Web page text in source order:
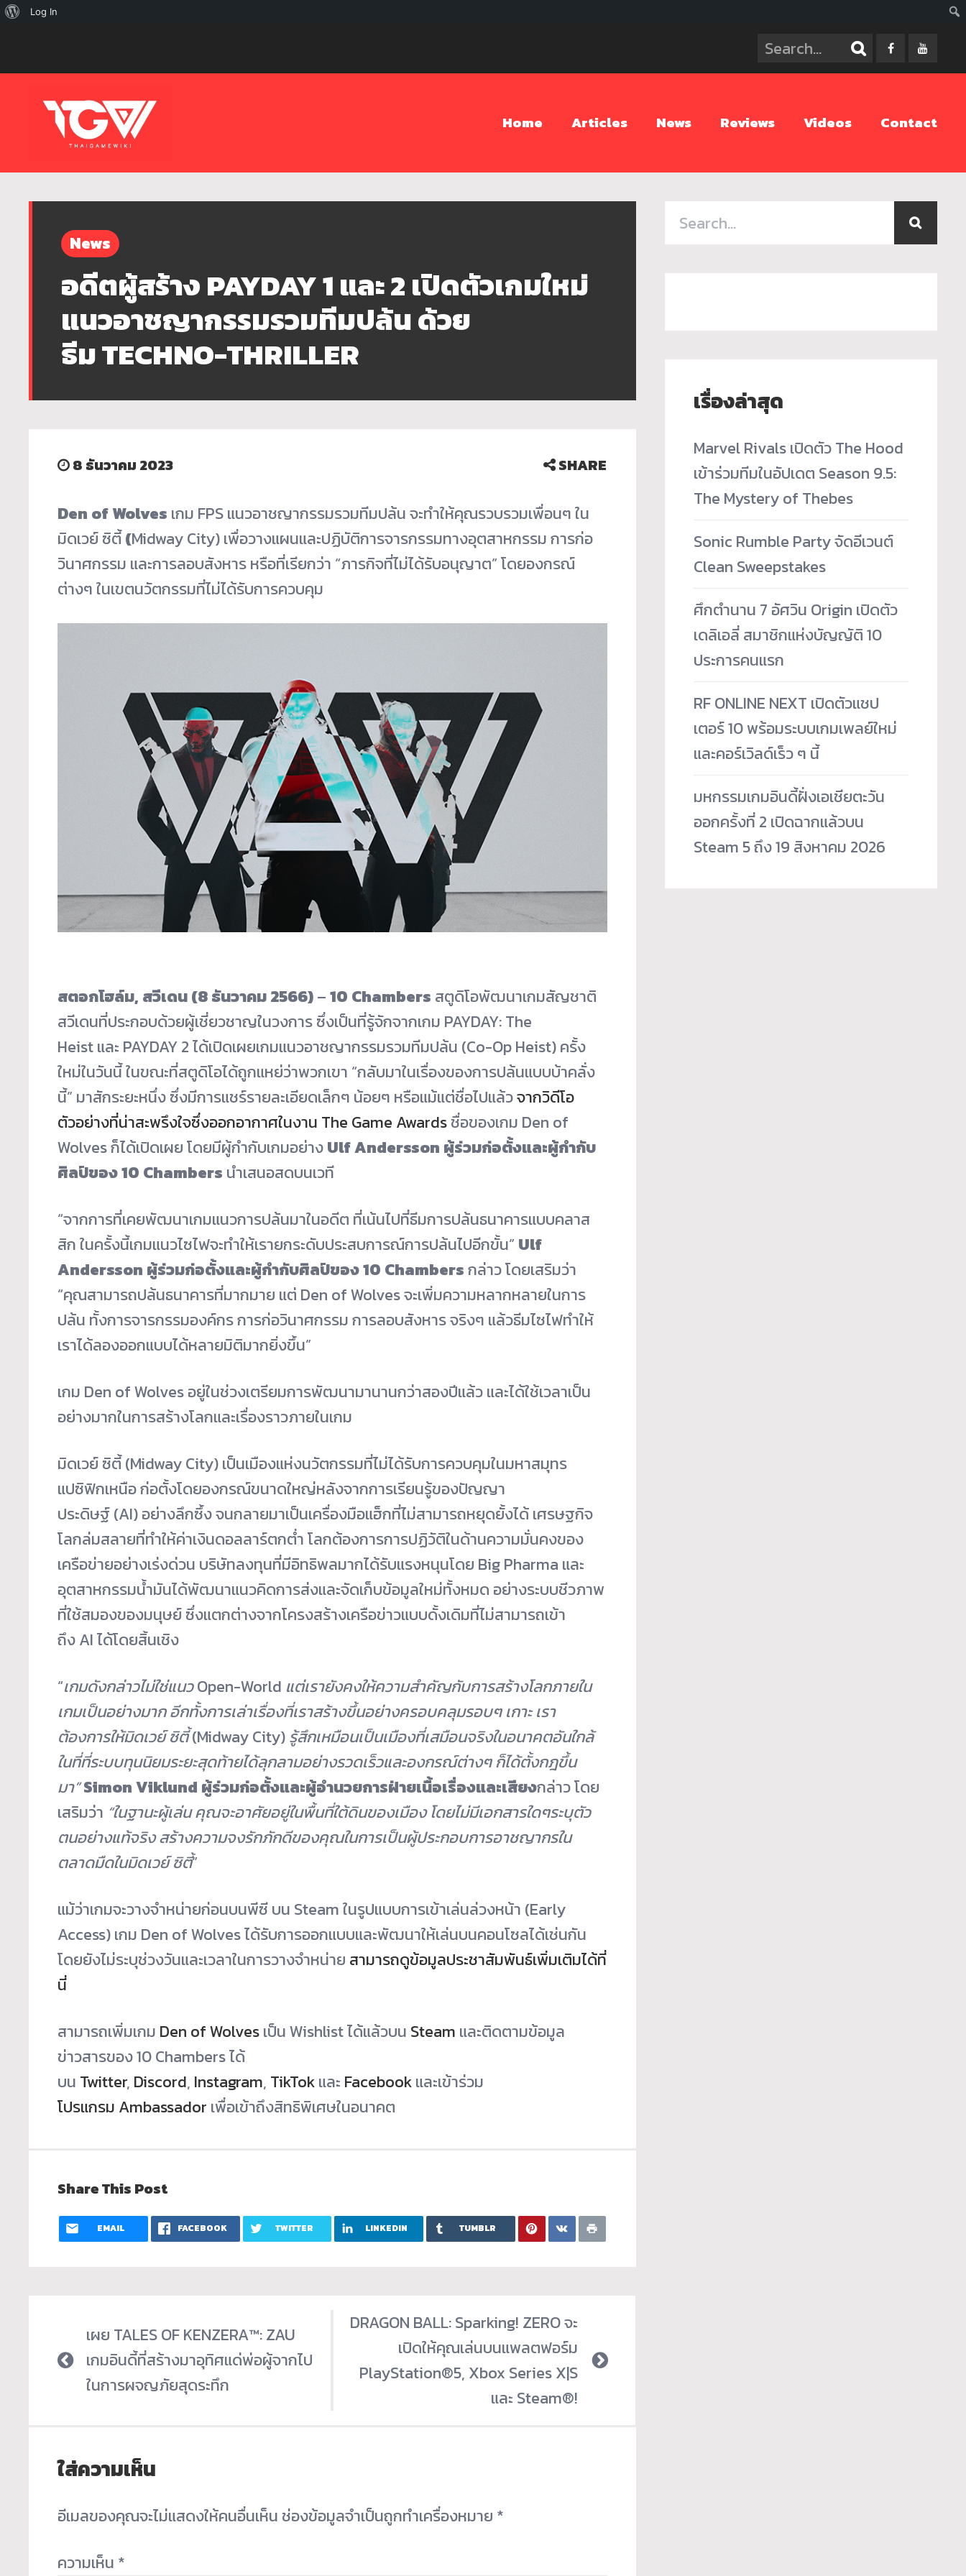
Home Articles News Reviews Videos Contact
News
อดีตผู้สร้าง PAYDAY 1 และ 2 เปิดตัวเกมใหม่
แนวอาชญากรรมรวมทีมปล้น ด้วย
ธีม TECHNO-THRILLER
8 ธันวาคม 2023 SHARE
Den of Wolves เกม FPSแนวอาชญากรรมรวมทีมปล้น จะทำให้คุณรวบรวมเพื่อนๆ ใน
มิดเวย์ ซิตี้(Midway City)เพื่อวางแผนและปฏิบัติการจารกรรมทางอุตสาหกรรม การก่อ
วินาศกรรม และการลอบสังหาร หรือที่เรียกว่า “ภารกิจที่ไม่ได้รับอนุญาต” โดยองกรณ์
ต่างๆ ในเขตนวัตกรรมที่ไม่ได้รับการควบคุม
สตอกโฮล์ม, สวีเดน (8ธันวาคม2566)–10 Chambers สตูดิโอพัฒนาเกมสัญชาติ
สวีเดนที่ประกอบด้วยผู้เชี่ยวชาญในวงการ ซึ่งเป็นที่รู้จักจากเกม PAYDAY: The
Heist และ PAYDAY 2 ได้เปิดเผยเกมแนวอาชญากรรมรวมทีมปล้น (Co-Op Heist) ครั้ง
ใหม่ในวันนี้ ในขณะที่สตูดิโอได้ถูกแหย่ว่าพวกเขา “กลับมาในเรื่องของการปล้นแบบบ้าคลั่ง
นี้” มาสักระยะหนึ่ง ซึ่งมีการแชร์รายละเอียดเล็กๆ น้อยๆ หรือแม้แต่ชื่อไปแล้วจากวิดีโอ
ตัวอย่างที่น่าสะพรึงใจซึ่งออกอากาศในงาน The Game Awardsชื่อของเกม Den of
Wolves ก็ได้เปิดเผย โดยมีผู้กำกับเกมอย่างUlf Andersson ผู้ร่วมก่อตั้งและผู้กำกับ
ศิลป์ของ10 Chambers นำเสนอสดบนเวที
“จากการที่เคยพัฒนาเกมแนวการปล้นมาในอดีต ที่เน้นไปที่ธีมการปล้นธนาคารแบบคลาส
สิก ในครั้งนี้เกมแนวไซไฟจะทำให้เรายกระดับประสบการณ์การปล้นไปอีกขั้น” Ulf
Andersson ผู้ร่วมก่อตั้งและผู้กำกับศิลป์ของ10 Chambersกล่าว โดยเสริมว่า
“คุณสามารถปล้นธนาคารที่มากมาย แต่ Den of Wolves จะเพิ่มความหลากหลายในการ
ปล้น ทั้งการจารกรรมองค์กร การก่อวินาศกรรม การลอบสังหาร จริงๆ แล้วธีมไซไฟทำให้
เราได้ลองออกแบบได้หลายมิติมากยิ่งขึ้น”
เกม Den of Wolves อยู่ในช่วงเตรียมการพัฒนามานานกว่าสองปีแล้ว และได้ใช้เวลาเป็น
อย่างมากในการสร้างโลกและเรื่องราวภายในเกม
มิดเวย์ ซิตี้ (Midway City) เป็นเมืองแห่งนวัตกรรมที่ไม่ได้รับการควบคุมในมหาสมุทร
แปซิฟิกเหนือ ก่อตั้งโดยองกรณ์ขนาดใหญ่หลังจากการเรียนรู้ของปัญญา
ประดิษฐ์ (AI) อย่างลึกซึ้ง จนกลายมาเป็นเครื่องมือแฮ็กที่ไม่สามารถหยุดยั้งได้ เศรษฐกิจ
โลกล่มสลายที่ทำให้ค่าเงินดอลลาร์ตกต่ำ โลกต้องการการปฏิวัติในด้านความมั่นคงของ
เครือข่ายอย่างเร่งด่วน บริษัทลงทุนที่มีอิทธิพลมากได้รับแรงหนุนโดย Big Pharma และ
อุตสาหกรรมน้ำมันได้พัฒนาแนวคิดการส่งและจัดเก็บข้อมูลใหม่ทั้งหมด อย่างระบบชีวภาพ
ที่ใช้สมองของมนุษย์ ซึ่งแตกต่างจากโครงสร้างเครือข่าวแบบดั้งเดิมที่ไม่สามารถเข้า
ถึง AI ได้โดยสิ้นเชิง
“เกมดังกล่าวไม่ใช่แนวOpen-World แต่เรายังคงให้ความสำคัญกับการสร้างโลกภายใน
เกมเป็นอย่างมาก อีกทั้งการเล่าเรื่องที่เราสร้างขึ้นอย่างครอบคลุมรอบๆ เกาะ เรา
ต้องการให้มิดเวย์ ซิตี้(Midway City)รู้สึกเหมือนเป็นเมืองที่เสมือนจริงในอนาคตอันใกล้
ในที่ที่ระบบทุนนิยมระยะสุดท้ายได้ลุกลามอย่างรวดเร็วและองกรณ์ต่างๆ ก็ได้ตั้งกฎขึ้น
มา”Simon Viklund ผู้ร่วมก่อตั้งและผู้อำนวยการฝ่ายเนื้อเรื่องและเสียงกล่าว โดย
เสริมว่า “ในฐานะผู้เล่น คุณจะอาศัยอยู่ในพื้นที่ใต้ดินของเมือง โดยไม่มีเอกสารใดๆระบุตัว
ตนอย่างแท้จริง สร้างความจงรักภักดีของคุณในการเป็นผู้ประกอบการอาชญากรใน
ตลาดมืดในมิดเวย์ ซิตี้”
แม้ว่าเกมจะวางจำหน่ายก่อนบนพีซี บน Steamในรูปแบบการเข้าเล่นล่วงหน้า (Early
Access)เกม Den of Wolvesได้รับการออกแบบและพัฒนาให้เล่นบนคอนโซลได้เช่นกัน
โดยยังไม่ระบุช่วงวันและเวลาในการวางจำหน่าย สามารถดูข้อมูลประชาสัมพันธ์เพิ่มเติมได้ที่
นี่
สามารถเพิ่มเกม Den of Wolvesเป็น Wishlist ได้แล้วบน Steam และติดตามข้อมูล
ข่าวสารของ 10 Chambers ได้
บน Twitter, Discord, Instagram, TikTokและ Facebookและเข้าร่วม
โปรแกรม Ambassador เพื่อเข้าถึงสิทธิพิเศษในอนาคต
Share This Post
EMAIL FACEBOOK TWITTER LINKEDIN TUMBLR
เผย TALES OF KENZERA™: ZAU
เกมอินดี้ที่สร้างมาอุทิศแด่พ่อผู้จากไป
ในการผจญภัยสุดระทึก
DRAGON BALL: Sparking! ZERO จะ
เปิดให้คุณเล่นบนแพลตฟอร์ม
PlayStation®5, Xbox Series X|S
และ Steam®!
ใส่ความเห็น
อีเมลของคุณจะไม่แสดงให้คนอื่นเห็นช่องข้อมูลจำเป็นถูกทำเครื่องหมาย *
ความเห็น *
เรื่องล่าสุด
Marvel Rivals เปิดตัว The Hood
เข้าร่วมทีมในอัปเดต Season 9.5:
The Mystery of Thebes
Sonic Rumble Party จัดอีเวนต์
Clean Sweepstakes
ศึกตำนาน 7 อัศวิน Origin เปิดตัว
เดลิเอลี่ สมาชิกแห่งบัญญัติ 10
ประการคนแรก
RF ONLINE NEXT เปิดตัวแชป
เตอร์ 10 พร้อมระบบเกมเพลย์ใหม่
และคอร์เวิลด์เร็ว ๆ นี้
มหกรรมเกมอินดี้ฝั่งเอเชียตะวัน
ออกครั้งที่ 2 เปิดฉากแล้วบน
Steam 5 ถึง 19 สิงหาคม 2026
เกี่ยวLog In